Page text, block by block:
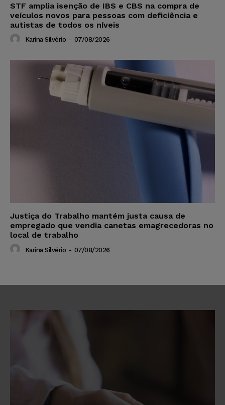
STF amplia isenção de IBS e CBS na compra de
veículos novos para pessoas com deficiência e
autistas de todos os níveis
Karina Silvério - 07/08/2026
Justiça do Trabalho mantém justa causa de
empregado que vendia canetas emagrecedoras no
local de trabalho
Karina Silvério - 07/08/2026